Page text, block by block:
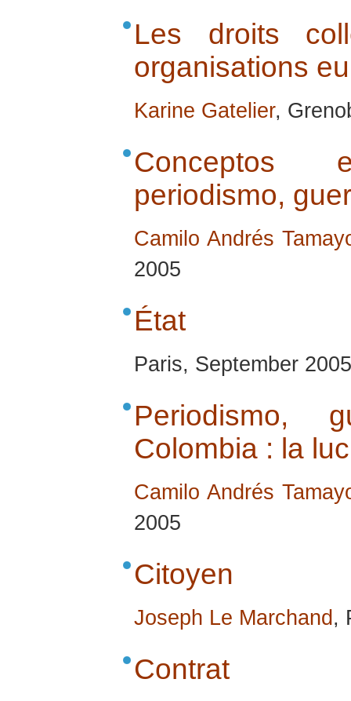
Les droits
organisations
Karine Gatelier,
Conceptos
periodismo,
Camilo Andrés
2005
État
Paris, September 2005
Colombia : la
Camilo Andrés
2005
Citoyen
Joseph Le Marchand ,
Contrat